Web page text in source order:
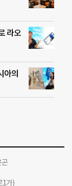
라오
아의
곤
1가)